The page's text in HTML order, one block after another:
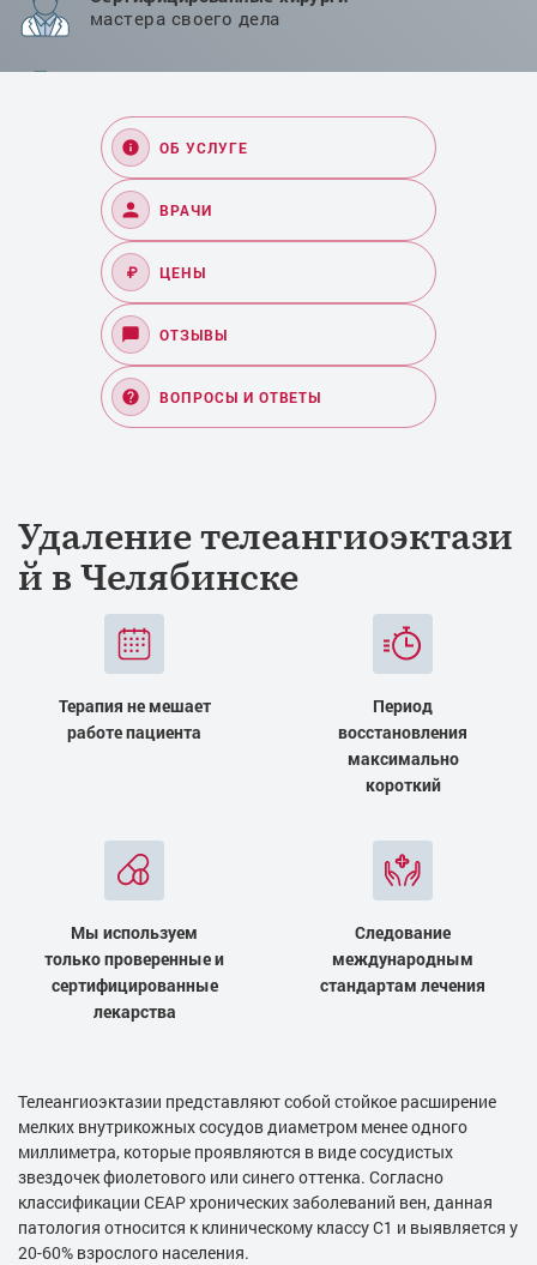
мастера своего дела
и оборудование
ОБ УСЛУГЕ
ВРАЧИ
₽ ЦЕНЫ
ОТЗЫВЫ
ВОПРОСЫ И ОТВЕТЫ
Удаление телеангиоэктази
й в Челябинске
Терапия не мешает
работе пациента
Период
восстановления
максимально
короткий
Мы используем
только проверенные и
сертифицированные
лекарства
Следование
международным
стандартам лечения
Телеангиоэктазии представляют собой стойкое расширение
мелких внутрикожных сосудов диаметром менее одного
миллиметра, которые проявляются в виде сосудистых
звездочек фиолетового или синего оттенка. Согласно
классификации CEAP хронических заболеваний вен, данная
патология относится к клиническому классу C1 и выявляется у
20-60% взрослого населения.